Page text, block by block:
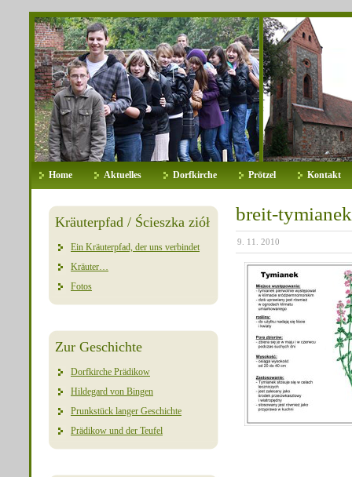
Home Aktuelles Dorfkirche Prötzel Kontakt
Kräuterpfad / Ścieszka ziół
Ein Kräuterpfad, der uns verbindet
Kräuter…
Fotos
Zur Geschichte
Dorfkirche Prädikow
Hildegard von Bingen
Prunkstück langer Geschichte
Prädikow und der Teufel
breit-tymianek
9. 11. 2010